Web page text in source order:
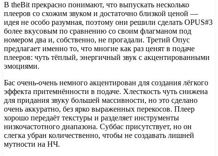
В theBit прекрасно понимают, что выпускать несколько
плееров со схожим звуком и достаточно близкой ценой —
идея не особо разумная, поэтому они решили сделать OPUS#3
более вкусовым по сравнению со своим флагманом под
номером два и, собственно, не прогадали. Третий Опус
предлагает именно то, что многие как раз ценят в подаче
плееров: чуть тёплый, энергичный звук с акцентированными
эмоциями.
Бас очень-очень немного акцентирован для создания лёгкого
эффекта притемнённости в подаче. Хлесткость чуть снижена
для придания звуку большей массивности, но это сделано
очень аккуратно, без ярко выраженных перекосов. Плеер
хорошо передаёт текстуры и разделяет инструменты
низкочастотного диапазона. Суббас присутствует, но он
слегка убран количественно, чтобы не создавать лишней
мутности на НЧ.